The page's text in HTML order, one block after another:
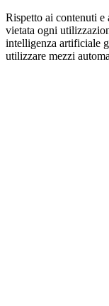
Rispetto ai contenuti e
vietata ogni
intelligenza artificiale
utilizzare mezzi